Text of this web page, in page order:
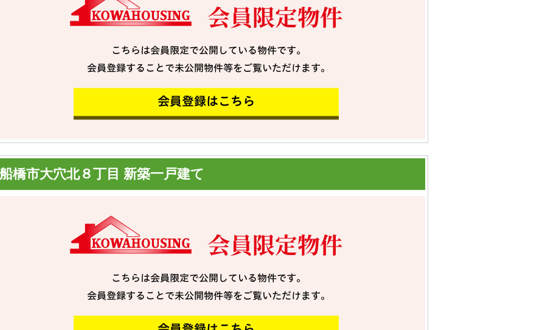
船橋市大穴北８丁目 新築一戸建て